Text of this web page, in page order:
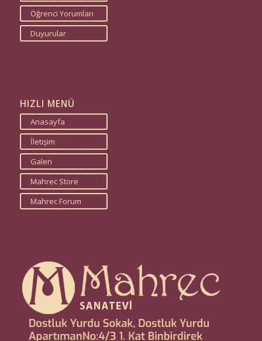
Öğrenci Yorumları
Duyurular
HIZLI MENÜ
Anasayfa
İletişim
Galeri
Mahrec Store
Mahrec Forum